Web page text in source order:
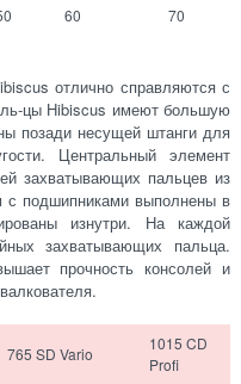
60 70
отлично справляются с
цы Hibiscus имеют большую
позади несущей штанги для
Центральный элемент
захватывающих пальцев из
с подшипниками выполнены в
изнутри. На каждой
захватывающих пальца.
прочность консолей и
765 SD Vario
1015 CD
Profi